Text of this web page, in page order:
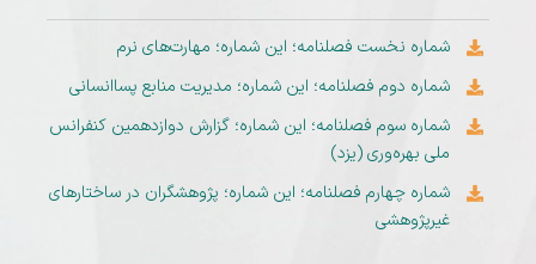
شماره نخست فصلنامه؛ این شماره؛ مهارت‌های نرم
شماره دوم فصلنامه؛ این شماره؛ مدیریت منابع پساانسانی
شماره سوم فصلنامه؛ این شماره؛ گزارش دوازدهمین کنفرانس
ملی بهره‌وری (یزد)
شماره چهارم فصلنامه؛ این شماره؛ پژوهشگران در ساختارهای
غیرپژوهشی